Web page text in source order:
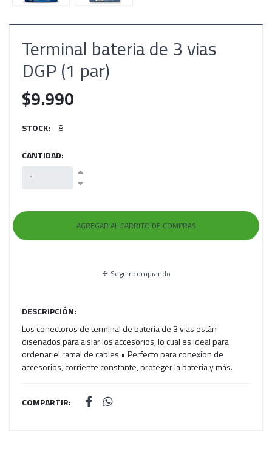
Terminal bateria de 3 vias
DGP (1 par)
$9.990
STOCK: 8
CANTIDAD:
Seguir comprando
DESCRIPCIÓN:
Los conectoros de terminal de bateria de 3 vias estân
diseñados para aislar los accesorios, lo cual es ideal para
ordenar el ramal de cables • Perfecto para conexion de
accesorios, corriente constante, proteger la bateria y más.
COMPARTIR: